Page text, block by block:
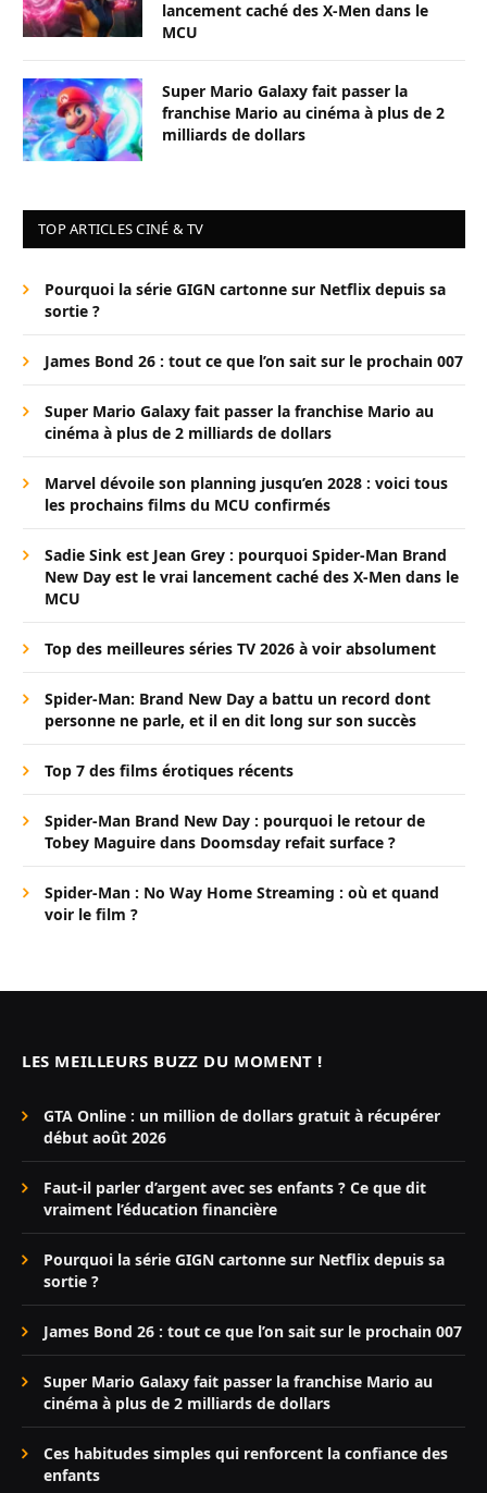
lancement caché des X-Men dans le
MCU
Super Mario Galaxy fait passer la
franchise Mario au cinéma à plus de 2
milliards de dollars
TOP ARTICLES CINÉ & TV
Pourquoi la série GIGN cartonne sur Netflix depuis sa
sortie ?
James Bond 26 : tout ce que l’on sait sur le prochain 007
Super Mario Galaxy fait passer la franchise Mario au
cinéma à plus de 2 milliards de dollars
Marvel dévoile son planning jusqu’en 2028 : voici tous
les prochains films du MCU confirmés
Sadie Sink est Jean Grey : pourquoi Spider-Man Brand
New Day est le vrai lancement caché des X-Men dans le
MCU
Top des meilleures séries TV 2026 à voir absolument
Spider-Man: Brand New Day a battu un record dont
personne ne parle, et il en dit long sur son succès
Top 7 des films érotiques récents
Spider-Man Brand New Day : pourquoi le retour de
Tobey Maguire dans Doomsday refait surface ?
Spider-Man : No Way Home Streaming : où et quand
voir le film ?
LES MEILLEURS BUZZ DU MOMENT !
GTA Online : un million de dollars gratuit à récupérer
début août 2026
Faut-il parler d’argent avec ses enfants ? Ce que dit
vraiment l’éducation financière
Pourquoi la série GIGN cartonne sur Netflix depuis sa
sortie ?
James Bond 26 : tout ce que l’on sait sur le prochain 007
Super Mario Galaxy fait passer la franchise Mario au
cinéma à plus de 2 milliards de dollars
Ces habitudes simples qui renforcent la confiance des
enfants